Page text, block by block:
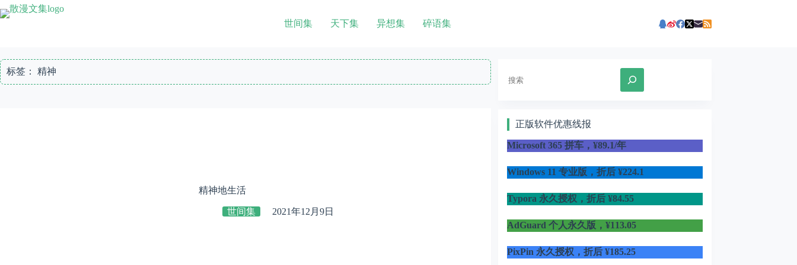
至
世间集 天下集 异想集 碎语集
标签： 精神
精神地生活
世间集 2021年12月9日
索
正版软件优惠线报
Microsoft 365 拼车，¥89.1/年
Windows 11 专业版，折后 ¥224.1
Typora 永久授权，折后 ¥84.55
AdGuard 个人永久版，¥113.05
PixPin 永久授权，折后 ¥185.25